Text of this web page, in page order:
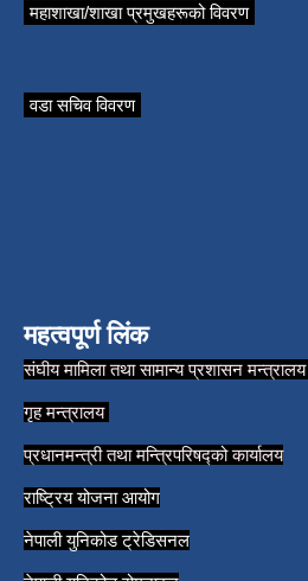
महाशाखा/शाखा प्रमुखहरूको विवरण
वडा सचिव विवरण
महत्वपूर्ण लिंक
संघीय मामिला तथा सामान्य प्रशासन मन्त्रालय
गृह मन्त्रालय
प्रधानमन्त्री तथा मन्त्रिपरिषद्को कार्यालय
राष्ट्रिय योजना आयोग
नेपाली युनिकोड ट्रेडिसनल